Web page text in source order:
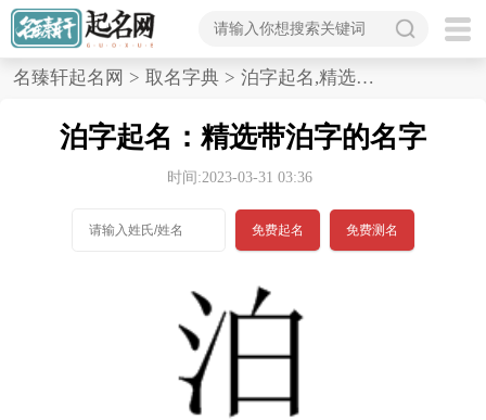
首
名臻轩起名网 > 取名字典 > 泊字起名,精选带泊字的名字
泊字起名：精选带泊字的名字
时间:2023-03-31 03:36
免费起名 免费测名